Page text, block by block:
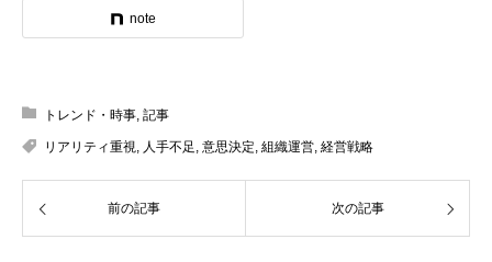
note
トレンド・時事, 記事
リアリティ重視, 人手不足 , 意思決定, 組織運営, 経営戦略
前の記事 次の記事